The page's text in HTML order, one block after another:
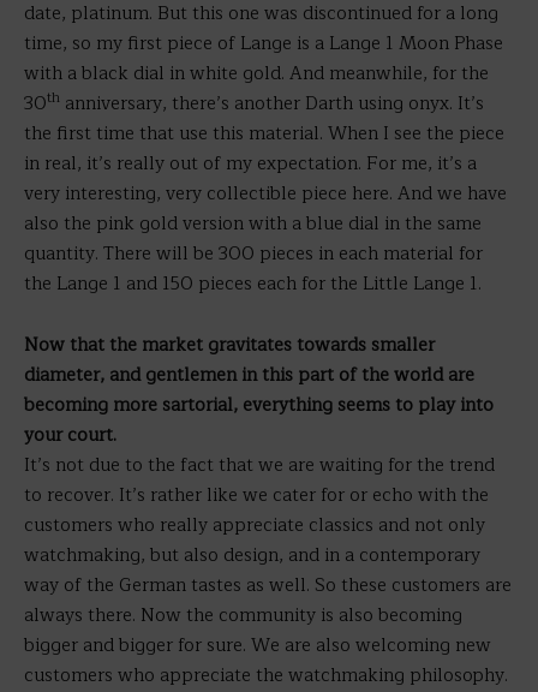
date, platinum. But this one was discontinued for a long
time, so my first piece of Lange is a Lange 1 Moon Phase
with a black dial in white gold. And meanwhile, for the
30th anniversary, there’s another Darth using onyx. It’s
the first time that use this material. When I see the piece
in real, it’s really out of my expectation. For me, it’s a
very interesting, very collectible piece here. And we have
also the pink gold version with a blue dial in the same
quantity. There will be 300 pieces in each material for
the Lange 1 and 150 pieces each for the Little Lange 1.
Now that the market gravitates towards smaller
diameter, and gentlemen in this part of the world are
becoming more sartorial, everything seems to play into
your court.
It’s not due to the fact that we are waiting for the trend
to recover. It’s rather like we cater for or echo with the
customers who really appreciate classics and not only
watchmaking, but also design, and in a contemporary
way of the German tastes as well. So these customers are
always there. Now the community is also becoming
bigger and bigger for sure. We are also welcoming new
customers who appreciate the watchmaking philosophy.